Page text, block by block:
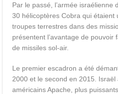
Par le passé, l’armée israélienne
30 hélicoptères Cobra qui étaient
troupes terrestres dans des
présentent l’avantage de
de missiles sol-air.
Le premier escadron a été
2000 et le second en 2015.
américains Apache, plus